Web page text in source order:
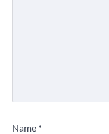
Name *